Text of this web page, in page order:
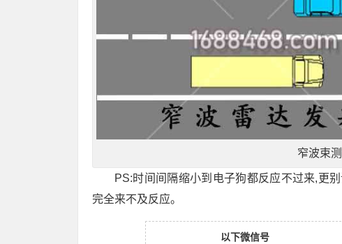
窄波束
PS:时间间隔缩小到电子狗都反应不过来,更
完全来不及反应。
以下微信号